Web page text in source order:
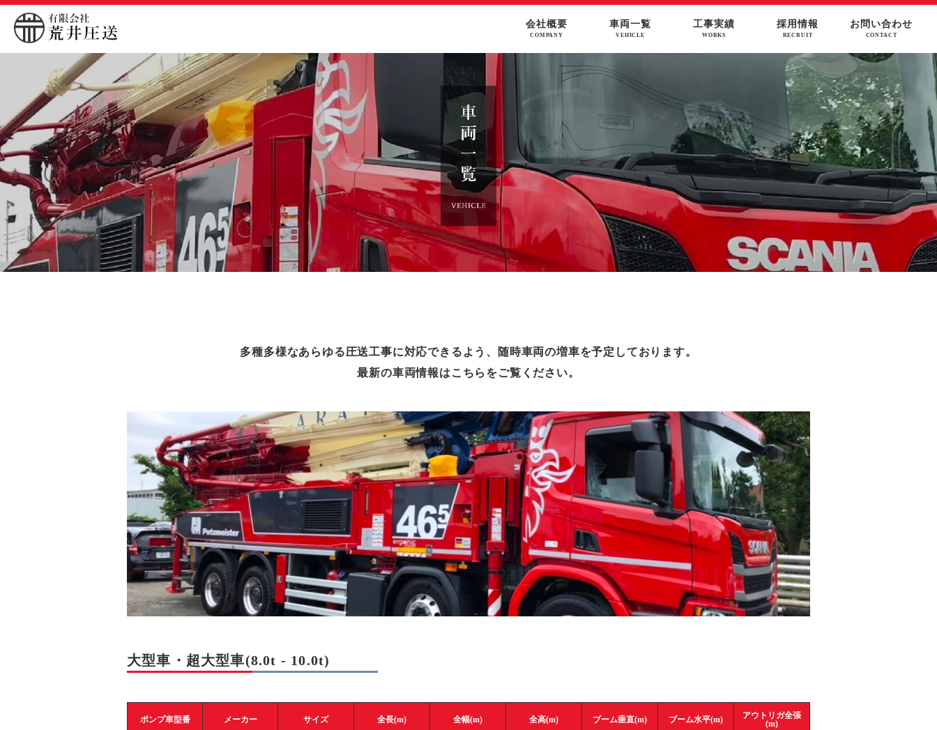
会社概要
COMPANY
車両一覧
VEHICLE
工事実績
WORKS
採用情報
RECRUIT
お問い合わせ
CONTACT
多種多様なあらゆる圧送工事に対応できるよう、随時車両の増車を予定しております。
最新の車両情報はこちらをご覧ください。
大型車・超大型車(8.0t - 10.0t)
ポンプ車型番 メーカー サイズ 全長(m) 全幅(m) 全高(m) ブーム垂直(m) ブーム水平(m)
アウトリガ全張
(m)